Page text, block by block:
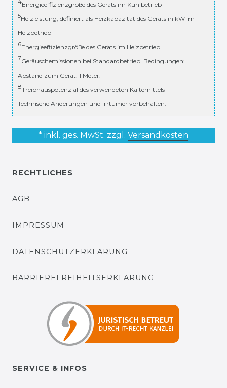
Energieeffizienzgröße des Geräts im Kühlbetrieb
5Heizleistung, definiert als Heizkapazität des Geräts in kW im
Heizbetrieb
6Energieeffizienzgröße des Geräts im Heizbetrieb
7Geräuschemissionen bei Standardbetrieb. Bedingungen:
Abstand zum Gerät: 1 Meter.
8Treibhauspotenzial des verwendeten Kältemittels
Technische Änderungen und Irrtümer vorbehalten.
* inkl. ges. MwSt. zzgl. Versandkosten
RECHTLICHES
AGB
IMPRESSUM
DATENSCHUTZERKLÄRUNG
BARRIEREFREIHEITSERKLÄRUNG
SERVICE & INFOS